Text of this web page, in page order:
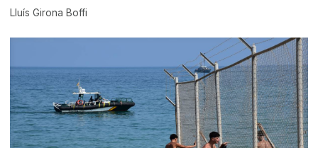
Lluís Girona Boffi